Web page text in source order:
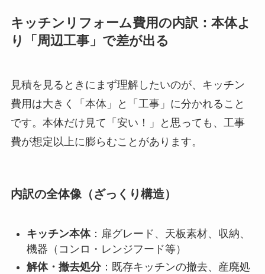
キッチンリフォーム費用の内訳：本体よ
り「周辺工事」で差が出る
見積を見るときにまず理解したいのが、キッチン
費用は大きく「本体」と「工事」に分かれること
です。本体だけ見て「安い！」と思っても、工事
費が想定以上に膨らむことがあります。
内訳の全体像（ざっくり構造）
キッチン本体：扉グレード、天板素材、収納、
機器（コンロ・レンジフード等）
解体・撤去処分：既存キッチンの撤去、産廃処